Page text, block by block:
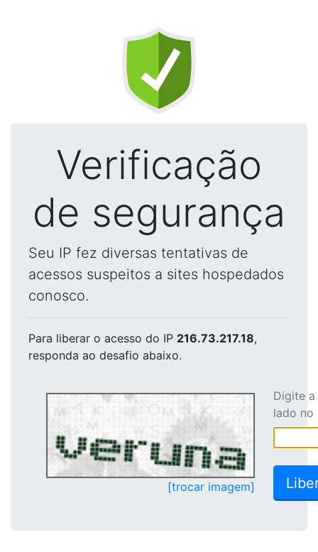
Verificação
de segurança
Seu IP fez diversas tentativas de
acessos suspeitos a sites hospedados
conosco.
Para liberar o acesso do IP 216.73.217.18,
responda ao desafio abaixo.
[trocar imagem]
Digite
lado no